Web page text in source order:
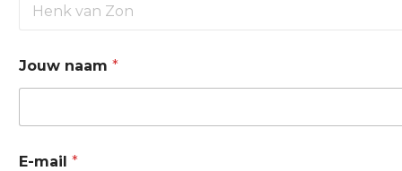
e
l
o
Jouw naam *
E-mail *